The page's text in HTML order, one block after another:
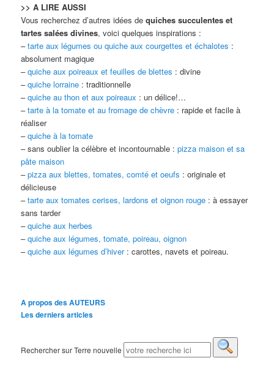
>> A LIRE AUSSI
Vous recherchez d’autres idées dequiches succulentes et
tartes salées divines, voici quelques inspirations :
–tarte aux légumes ou quiche aux courgettes et échalotes :
absolument magique
–quiche aux poireaux et feuilles de blettes : divine
–quiche lorraine : traditionnelle
–quiche au thon et aux poireaux : un délice!…
–tarte à la tomate et au fromage de chèvre : rapide et facile à
réaliser
–quiche à la tomate
– sans oublier la célèbre et incontournable :pizza maison et sa
pâte maison
–pizza aux blettes, tomates, comté et oeufs : originale et
délicieuse
–tarte aux tomates cerises, lardons et oignon rouge : à essayer
sans tarder
–quiche aux herbes
–quiche aux légumes, tomate, poireau, oignon
–quiche aux légumes d’hiver : carottes, navets et poireau.
A propos des AUTEURS
Les derniers articles
Rechercher sur Terre nouvelle